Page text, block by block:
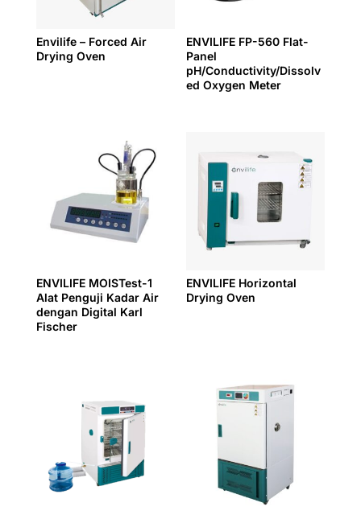
Envilife – Forced Air
Drying Oven
ENVILIFE FP-560 Flat-
Panel
pH/Conductivity/Dissolv
ed Oxygen Meter
ENVILIFE MOISTest-1
Alat Penguji Kadar Air
dengan Digital Karl
Fischer
ENVILIFE Horizontal
Drying Oven